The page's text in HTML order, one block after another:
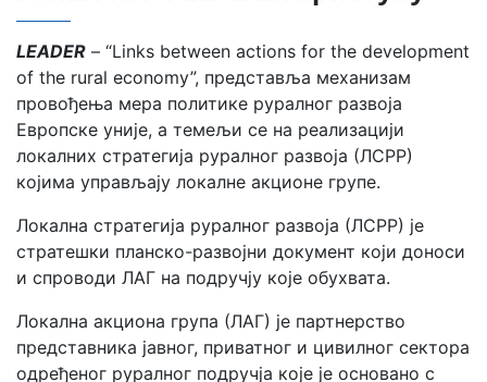
LEADER – “Links between actions for the development
of the rural economy”, представља механизам
провођења мера политике руралног развоја
Европске уније, а темељи се на реализацији
локалних стратегија руралног развоја (ЛСРР)
којима управљају локалне акционе групе.
Локална стратегија руралног развоја (ЛСРР) је
стратешки планско-развојни документ који доноси
и спроводи ЛАГ на подручју које обухвата.
Локална акциона група (ЛАГ) је партнерство
представника јавног, приватног и цивилног сектора
одређеног руралног подручја које је основано с